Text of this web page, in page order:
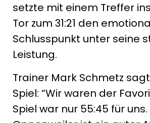
setzte mit einem Treffer
Tor zum 31:21 den
Schlusspunkt unter seine
Leistung.
Trainer Mark Schmetz
Spiel: “Wir waren der
Spiel war nur 55:45 für uns.